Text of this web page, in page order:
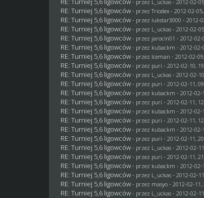
- przez L_uckas - 2012-02-
RE: Turniej 5,6 ligowców - przezTriodex - 2012-02-
RE: Turniej 5,6 ligowców - przez lukstar3000 - 2012-
RE: Turniej 5,6 ligowców - przez L_uckas - 2012-02-
RE: Turniej 5,6 ligowców - przez jarocin01 - 2012-02-
RE: Turniej 5,6 ligowców - przez kubackm - 2012-02-
RE: Turniej 5,6 ligowców - przez Iceman - 2012-02-
RE: Turniej 5,6 ligowców - przez puri - 2012-02-10,
RE: Turniej 5,6 ligowców - przez L_uckas - 2012-02-
RE: Turniej 5,6 ligowców - przez puri - 2012-02-11,
RE: Turniej 5,6 ligowców - przez kubackm - 2012-02-
RE: Turniej 5,6 ligowców - przez puri - 2012-02-11,
RE: Turniej 5,6 ligowców - przez kubackm - 2012-02-
RE: Turniej 5,6 ligowców - przez puri - 2012-02-11,
RE: Turniej 5,6 ligowców - przez kubackm - 2012-02-
RE: Turniej 5,6 ligowców - przez puri - 2012-02-11,
RE: Turniej 5,6 ligowców - przez L_uckas - 2012-02-
RE: Turniej 5,6 ligowców - przez puri - 2012-02-11,
RE: Turniej 5,6 ligowców - przez kubackm - 2012-02-
RE: Turniej 5,6 ligowców - przez L_uckas - 2012-02-
RE: Turniej 5,6 ligowców - przez masyo - 2012-02-11,
RE: Turniej 5,6 ligowców - przez L_uckas - 2012-02-